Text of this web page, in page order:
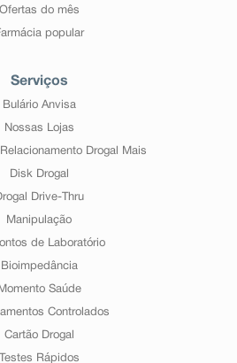
Ofertas do mês
popular
Serviços
Bulário Anvisa
Nossas Lojas
Drogal Mais
Disk Drogal
Drive-Thru
Manipulação
de Laboratório
Bioimpedância
Momento Saúde
Controlados
Cartão Drogal
Testes Rápidos